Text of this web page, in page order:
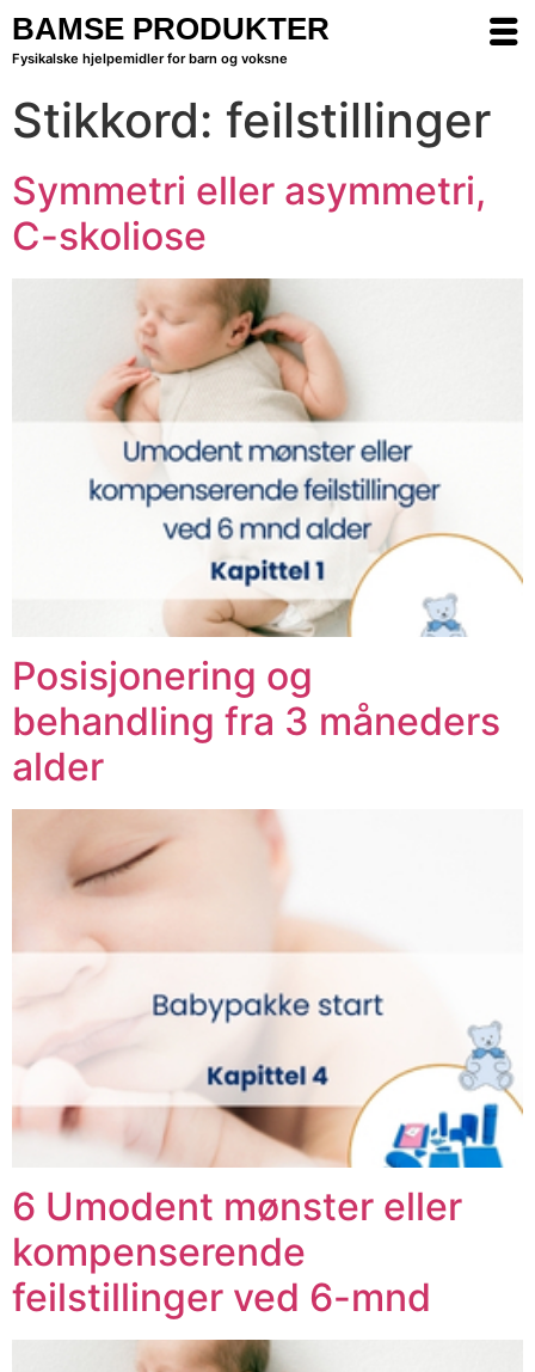
BAMSE PRODUKTER
Fysikalske hjelpemidler for barn og voksne
Stikkord: feilstillinger
Symmetri eller asymmetri,
C-skoliose
Posisjonering og
behandling fra 3 måneders
alder
6 Umodent mønster eller
kompenserende
feilstillinger ved 6-mnd